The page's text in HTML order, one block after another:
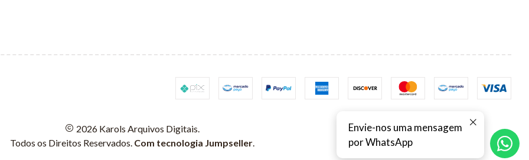
2026 Karols Arquivos Digitais.
Todos os Direitos Reservados. Com tecnologia Jumpseller.
Envie-nos uma mensagem
por WhatsApp